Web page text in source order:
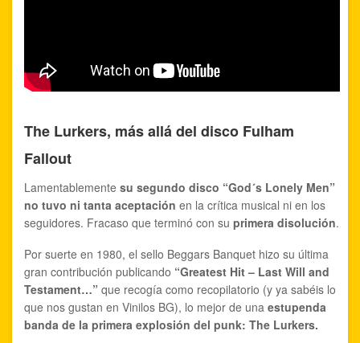
The Lurkers, más allá del disco Fulham
Fallout
Lamentablemente su segundo disco “God´s Lonely Men”
no tuvo ni tanta aceptación en la crítica musical ni en los
seguidores. Fracaso que terminó con su primera disolución.
Por suerte en 1980, el sello Beggars Banquet hizo su última
gran contribución publicando “Greatest Hit – Last Will and
Testament…” que recogía como recopilatorio (y ya sabéis lo
que nos gustan en Vinilos BG), lo mejor de una estupenda
banda de la primera explosión del punk: The Lurkers.